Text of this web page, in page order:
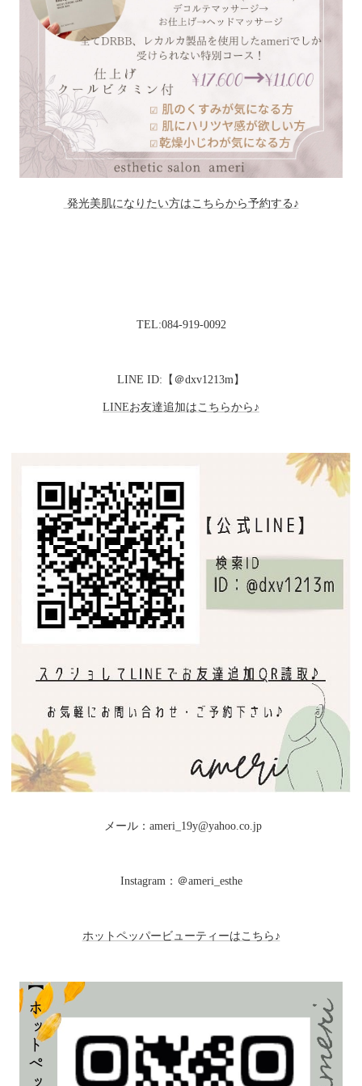
発光美肌になりたい方はこちらから予約する♪
TEL:084-919-0092
LINE ID:【＠dxv1213m】
LINEお友達追加はこちらから♪
メール：ameri_19y@yahoo.co.jp
Instagram：＠ameri_esthe
ホットペッパービューティーはこちら♪